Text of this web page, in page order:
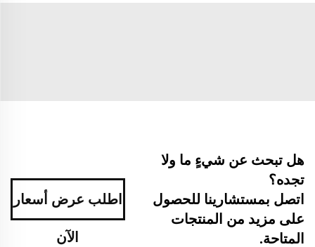
هل تبحث عن شيءٍ ما ولا
تجده؟
اتصل بمستشارينا للحصول
على مزيد من المنتجات
المتاحة.
اطلب عرض أسعار
الآن